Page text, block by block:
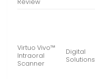
Virtuo Vivo™
Intraoral
Scanner
Digital
Solutions